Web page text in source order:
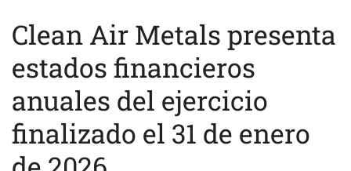
Clean Air Metals presenta
estados financieros
anuales del ejercicio
finalizado el 31 de enero